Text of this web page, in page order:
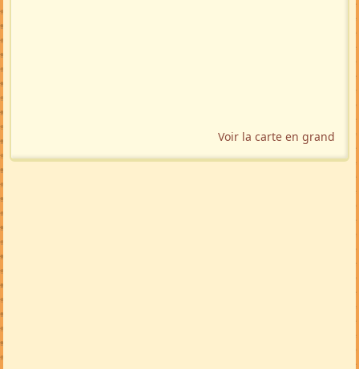
Voir la carte en grand